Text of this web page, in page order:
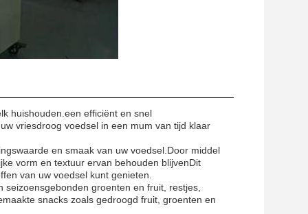
huishouden.een efficiënt en snel
vriesdroog voedsel in een mum van tijd klaar
en smaak van uw voedsel.Door middel
vorm en textuur ervan behouden blijvenDit
van uw voedsel kunt genieten.
groenten en fruit, restjes,
snacks zoals gedroogd fruit, groenten en